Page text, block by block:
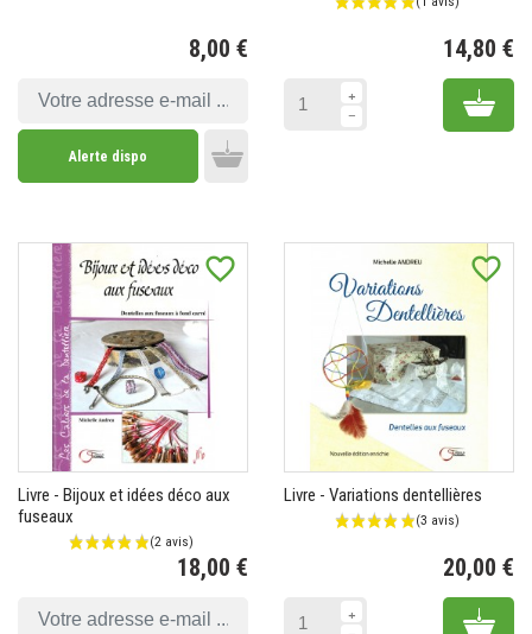
8,00 €
Alerte dispo
14,80 €
Add
favorite_border
Livre - Bijoux et idées déco aux
fuseaux
18,00 €
favorite_border
Livre - Variations dentellières
20,00 €
Add